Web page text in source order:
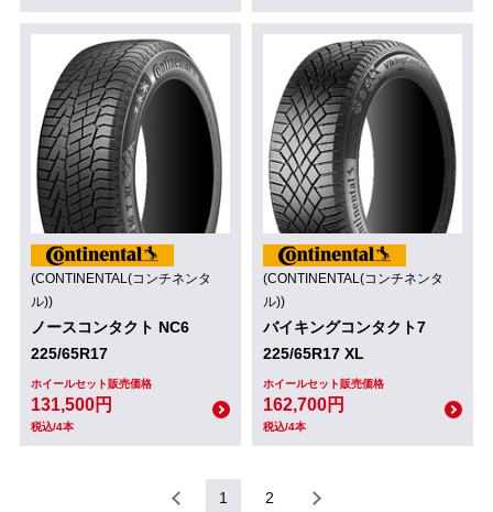
(CONTINENTAL(コンチネンタ
ル))
ノースコンタクト NC6
225/65R17
ホイールセット販売価格
131,500円
税込/4本
(CONTINENTAL(コンチネンタ
ル))
バイキングコンタクト7
225/65R17 XL
ホイールセット販売価格
162,700円
税込/4本
1 2